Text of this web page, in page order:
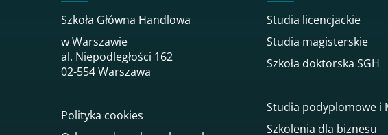
Szkoła Główna Handlowa
w Warszawie
al. Niepodległości 162
02-554 Warszawa
Polityka cookies
Studia licencjackie
Studia magisterskie
Szkoła doktorska SGH
Studia podyplomowe i
Szkolenia dla biznesu